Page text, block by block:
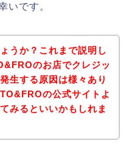
いです。
うか？これまで説明し
のお店でクレジッ
生する原因は様々あり
の公式サイトよ
みるといいかもしれま